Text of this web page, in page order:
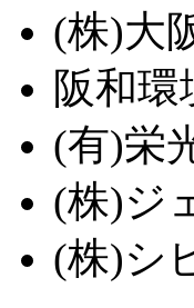
(株)大
阪和環
(有)栄
(株)ジ
(株)シ